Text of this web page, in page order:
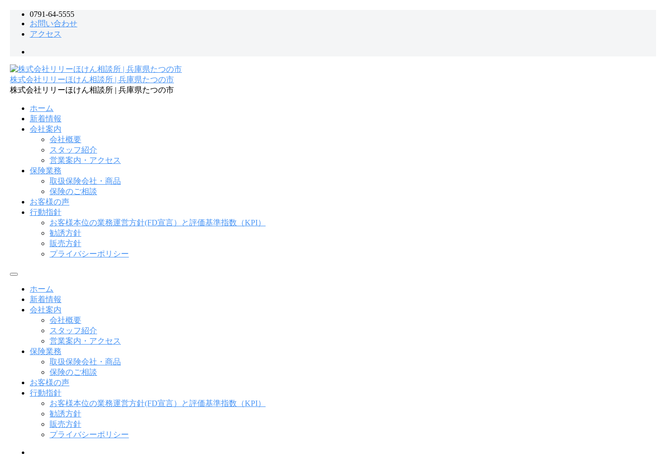
へ
ス
キ
0791-64-5555
お問い合わせ
アクセス
ュ
ー
項
目
株式会社リリーほけん相談所 | 兵庫県たつの市
株式会社リリーほけん相談所 | 兵庫県たつの市
ホーム
新着情報
会社案内
会社概要
スタッフ紹介
営業案内・アクセス
保険業務
取扱保険会社・商品
保険のご相談
お客様の声
行動指針
お客様本位の業務運営方針(FD宣言）と評価基準指数（KPI）
勧誘方針
販売方針
プライバシーポリシー
メ
ホーム
新着情報
会社案内
会社概要
スタッフ紹介
営業案内・アクセス
保険業務
取扱保険会社・商品
保険のご相談
お客様の声
行動指針
お客様本位の業務運営方針(FD宣言）と評価基準指数（KPI）
勧誘方針
販売方針
プライバシーポリシー